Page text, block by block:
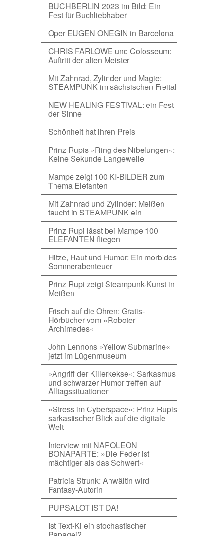
BUCHBERLIN 2023 im Bild: Ein
Fest für Buchliebhaber
Oper EUGEN ONEGIN in Barcelona
CHRIS FARLOWE und Colosseum:
Auftritt der alten Meister
Mit Zahnrad, Zylinder und Magie:
STEAMPUNK im sächsischen Freital
NEW HEALING FESTIVAL: ein Fest
der Sinne
Schönheit hat ihren Preis
Prinz Rupis »Ring des Nibelungen«:
Keine Sekunde Langeweile
Mampe zeigt 100 KI-BILDER zum
Thema Elefanten
Mit Zahnrad und Zylinder: Meißen
taucht in STEAMPUNK ein
Prinz Rupi lässt bei Mampe 100
ELEFANTEN fliegen
Hitze, Haut und Humor: Ein morbides
Sommerabenteuer
Prinz Rupi zeigt Steampunk-Kunst in
Meißen
Frisch auf die Ohren: Gratis-
Hörbücher vom »Roboter
Archimedes«
John Lennons »Yellow Submarine«
jetzt im Lügenmuseum
»Angriff der Killerkekse«: Sarkasmus
und schwarzer Humor treffen auf
Alltagssituationen
»Stress im Cyberspace«: Prinz Rupis
sarkastischer Blick auf die digitale
Welt
Interview mit NAPOLEON
BONAPARTE: »Die Feder ist
mächtiger als das Schwert«
Patricia Strunk: Anwältin wird
Fantasy-Autorin
PUPSALOT IST DA!
Ist Text-Ki ein stochastischer